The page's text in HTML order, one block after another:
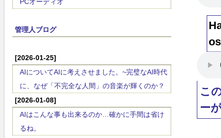
管理人ブログ
[2026-01-25]
AIについてAIに考えさせました。~完璧なAI時代
に、なぜ「不完全な人間」の音楽が輝くのか？
[2026-01-08]
AIはこんな事も出来るのか…確かに手間は省け
るね。
こ
ー